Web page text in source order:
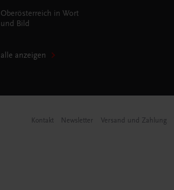
Oberösterreich in Wort
und Bild
alle anzeigen
Kontakt Newsletter Versand und Zahlung